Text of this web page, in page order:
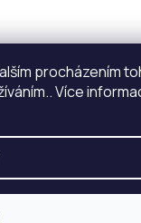
procházením
Více